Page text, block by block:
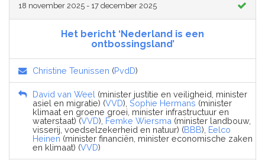
18 november 2025 - 17 december 2025
Het bericht ‘Nederland is een
ontbossingsland’
Christine Teunissen (PvdD)
David van Weel (minister justitie en veiligheid, minister
asiel en migratie) (VVD), Sophie Hermans (minister
klimaat en groene groei, minister infrastructuur en
waterstaat) (VVD), Femke Wiersma (minister landbouw,
visserij, voedselzekerheid en natuur) (BBB), Eelco
Heinen (minister financiën, minister economische zaken
en klimaat) (VVD)